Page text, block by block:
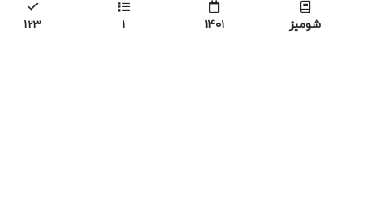
شومیز 1401
1
123